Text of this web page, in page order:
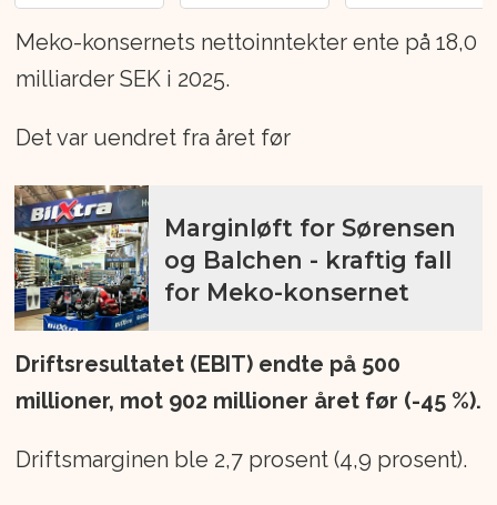
Meko-konsernets nettoinntekter ente på 18,0
milliarder SEK i 2025.
Det var uendret fra året før
Marginløft for Sørensen
og Balchen - kraftig fall
for Meko-konsernet
Driftsresultatet (EBIT) endte på 500
millioner, mot 902 millioner året før (-45 %).
Driftsmarginen ble 2,7 prosent (4,9 prosent).